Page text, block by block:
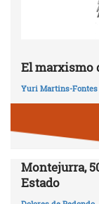
El marxismo
Yuri Martins-Fontes
Montejurra,
Estado